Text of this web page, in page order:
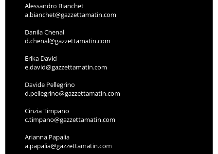
Alessandro Bianchet
a.bianchet@gazzettamatin.com
Danila Chenal
d.chenal@gazzettamatin.com
Erika David
e.david@gazzettamatin.com
Davide Pellegrino
d.pellegrino@gazzettamatin.com
Cinzia Timpano
c.timpano@gazzettamatin.com
Arianna Papalia
a.papalia@gazzettamatin.com